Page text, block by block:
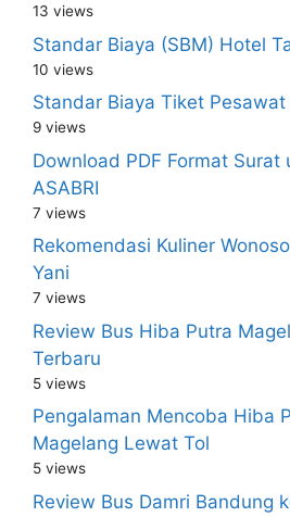
13 views
Standar Biaya (SBM) Hotel
10 views
Standar Biaya Tiket
9 views
Download PDF Format Surat
ASABRI
7 views
Rekomendasi Kuliner
Yani
7 views
Review Bus Hiba Putra
Terbaru
5 views
Pengalaman Mencoba Hiba
Magelang Lewat Tol
5 views
Review Bus Damri Bandung